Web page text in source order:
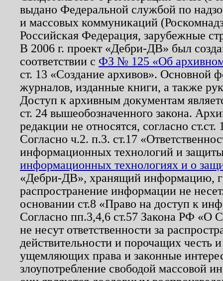
выдано Федеральной службой по
и массовых коммуникаций
Российская Федерация, зарубежные
В 2006 г. проект «Дебри-ДВ» был
соответствии с ФЗ № 125 «Об
ст. 13 «Создание архивов». Основной
журналов, изданные книги, а также
Доступ к архивным документам
ст. 24 вышеобозначенного закона.
редакции не относятся, согласно
Согласно ч.2. п.3. ст.17
информационных технологий и
информационных технологиях и о
«Дебри-ДВ», хранящий информацию,
распространение информации не
основании ст.8 «Право на доступ к
Согласно пп.3,4,6 ст.57 Закона РФ «О
не несут ответственности за
действительности и порочащих честь
ущемляющих права и законные
злоупотребление свободой массовой